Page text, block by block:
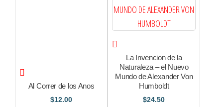
Al Correr de los Anos
$12.00
La Invencion de la
Naturaleza – el Nuevo
Mundo de Alexander Von
Humboldt
$24.50